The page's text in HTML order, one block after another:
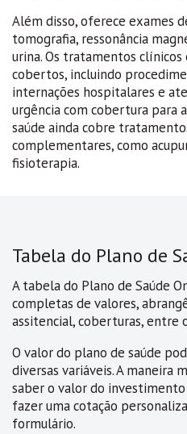
Além disso, oferece exames
tomografia, ressonância
urina. Os tratamentos
cobertos, incluindo
internações hospitalares e
urgência com cobertura para
saúde ainda cobre
complementares, como
fisioterapia.
Tabela do Plano de
A tabela do Plano de Saúde
completas de valores,
assitencial, coberturas, entre
O valor do plano de saúde
diversas variáveis. A maneira
saber o valor do
fazer uma cotação
formulário.